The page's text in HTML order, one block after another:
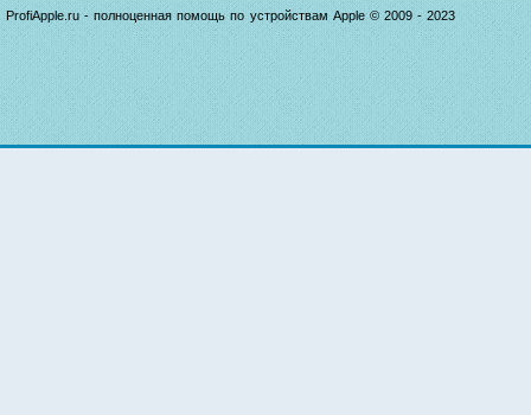
ProfiApple.ru - полноценная помощь по устройствам Apple © 2009 - 2023